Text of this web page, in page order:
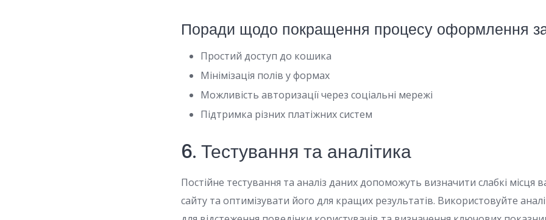
Поради щодо покращення процесу оформлення
Простий доступ до кошика
Мінімізація полів у формах
Можливість авторизації через соціальні мережі
Підтримка різних платіжних систем
6. Тестування та аналітика
Постійне тестування та аналіз даних допоможуть визначити слабкі місця
сайту та оптимізувати його для кращих результатів. Використовуйте